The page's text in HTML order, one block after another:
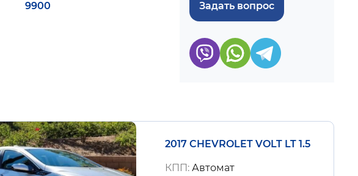
9900 Задать вопрос
2017 CHEVROLET VOLT LT 1.5
КПП: Автомат